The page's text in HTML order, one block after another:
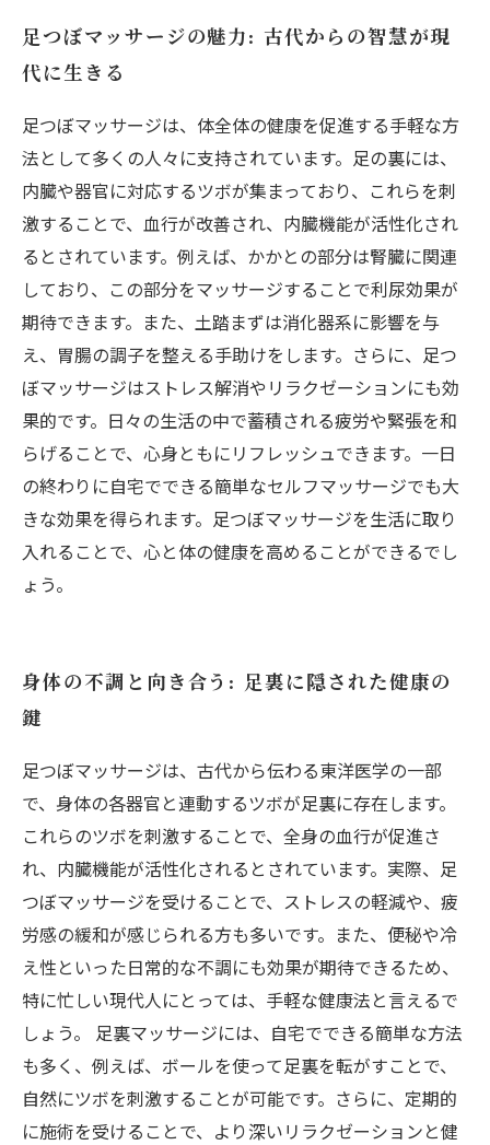
日常生活に役立つ: 足つぼマッサージを取り入れ
る方法
足つぼマッサージの実践者の声: 体験談とその効
果
心と体の健康を考える: 足つぼマッサージの未来
と可能性
足つぼマッサージの魅力: 古代からの智慧が現
代に生きる
足つぼマッサージは、体全体の健康を促進する手軽な方
法として多くの人々に支持されています。足の裏には、
内臓や器官に対応するツボが集まっており、これらを刺
激することで、血行が改善され、内臓機能が活性化され
るとされています。例えば、かかとの部分は腎臓に関連
しており、この部分をマッサージすることで利尿効果が
期待できます。また、土踏まずは消化器系に影響を与
え、胃腸の調子を整える手助けをします。さらに、足つ
ぼマッサージはストレス解消やリラクゼーションにも効
果的です。日々の生活の中で蓄積される疲労や緊張を和
らげることで、心身ともにリフレッシュできます。一日
の終わりに自宅でできる簡単なセルフマッサージでも大
きな効果を得られます。足つぼマッサージを生活に取り
入れることで、心と体の健康を高めることができるでし
ょう。
身体の不調と向き合う: 足裏に隠された健康の
鍵
足つぼマッサージは、古代から伝わる東洋医学の一部
で、身体の各器官と連動するツボが足裏に存在します。
これらのツボを刺激することで、全身の血行が促進さ
れ、内臓機能が活性化されるとされています。実際、足
つぼマッサージを受けることで、ストレスの軽減や、疲
労感の緩和が感じられる方も多いです。また、便秘や冷
え性といった日常的な不調にも効果が期待できるため、
特に忙しい現代人にとっては、手軽な健康法と言えるで
しょう。 足裏マッサージには、自宅でできる簡単な方法
も多く、例えば、ボールを使って足裏を転がすことで、
自然にツボを刺激することが可能です。さらに、定期的
に施術を受けることで、より深いリラクゼーションと健